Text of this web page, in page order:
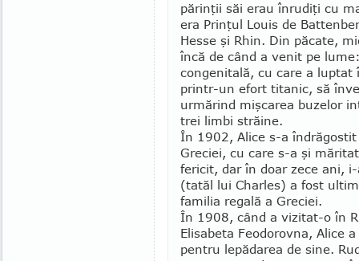
părinţii săi erau înrudiţi cu
era Prinţul Louis de
Hesse şi Rhin. Din păcate,
încă de când a venit pe
congenitală, cu care a
printr-un efort titanic, să
urmărind mişcarea buzelor
trei limbi străine.
În 1902, Alice s-a
Greciei, cu care s-a şi
fericit, dar în doar zece ani,
(tatăl lui Charles) a fost
familia regală a Greciei.
În 1908, când a vizitat-o în
Elisabeta Feodorovna, Alice
pentru lepădarea de sine.